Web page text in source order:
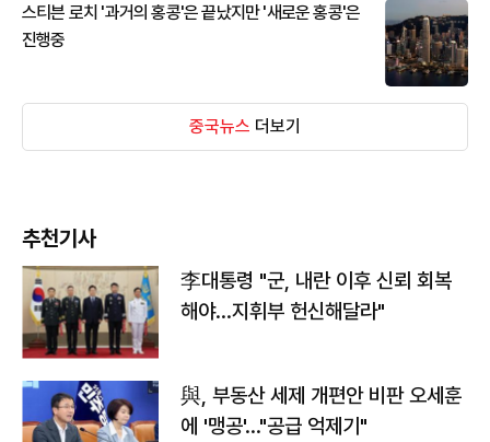
스티븐 로치 '과거의 홍콩'은 끝났지만 '새로운 홍콩'은
진행중
중국뉴스 더보기
추천기사
李대통령 "군, 내란 이후 신뢰 회복
해야…지휘부 헌신해달라"
與, 부동산 세제 개편안 비판 오세훈
에 '맹공'…"공급 억제기"